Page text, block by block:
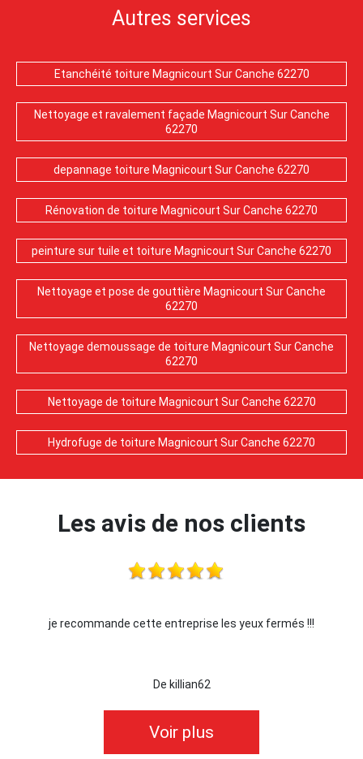
Autres services
Etanchéité toiture Magnicourt Sur Canche 62270
Nettoyage et ravalement façade Magnicourt Sur Canche
62270
depannage toiture Magnicourt Sur Canche 62270
Rénovation de toiture Magnicourt Sur Canche 62270
peinture sur tuile et toiture Magnicourt Sur Canche 62270
Nettoyage et pose de gouttière Magnicourt Sur Canche
62270
Nettoyage demoussage de toiture Magnicourt Sur Canche
62270
Nettoyage de toiture Magnicourt Sur Canche 62270
Hydrofuge de toiture Magnicourt Sur Canche 62270
Les avis de nos clients
je recommande cette entreprise les yeux fermés !!!
De killian62
Voir plus